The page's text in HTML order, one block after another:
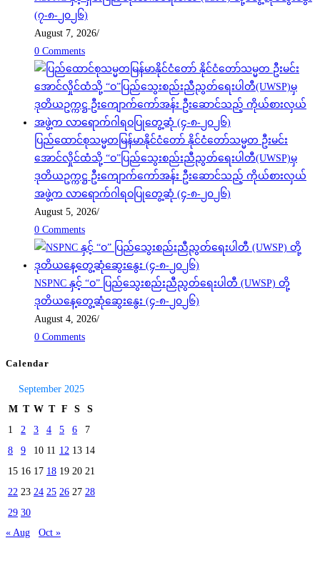
(၇-၈-၂၀၂၆)
August 7, 2026/
0 Comments
ပြည်ထောင်စုသမ္မတမြန်မာနိုင်ငံတော် နိုင်ငံတော်သမ္မတ ဦးမင်း
အောင်လှိုင်ထံသို့ “ဝ”ပြည်သွေးစည်းညီညွတ်ရေးပါတီ(UWSP)မှ
ဒုတိယဥက္ကဋ္ဌ ဦးကျောက်ကော်အန်း ဦးဆောင်သည့် ကိုယ်စားလှယ်
အဖွဲ့က လာရောက်ဂါရဝပြုတွေ့ဆုံ (၄-၈-၂၀၂၆)
August 5, 2026/
0 Comments
NSPNC နှင့် “ဝ” ပြည်သွေးစည်းညီညွတ်ရေးပါတီ (UWSP) တို့
ဒုတိယနေ့တွေ့ဆုံဆွေးနွေး (၄-၈-၂၀၂၆)
August 4, 2026/
0 Comments
Calendar
September 2025
M T W T F S
S
1
2 3 4 5 6
7
8
9 10 11 12 13 14
15 16 17 18 19 20 21
22 23 24 25 26 27 28
29 30
« Aug
Oct »